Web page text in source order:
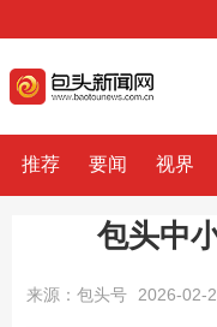
推荐 要闻 视界
包头中
来源：包头号 2026-02-